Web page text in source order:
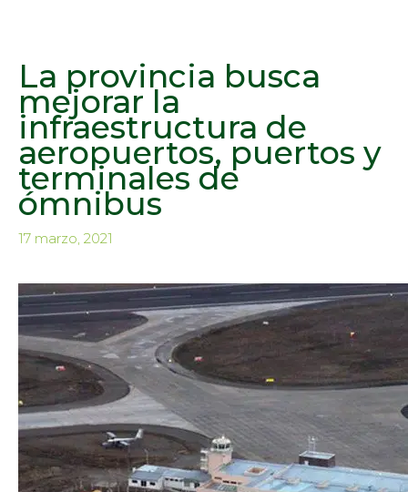
La provincia busca
mejorar la
infraestructura de
aeropuertos, puertos y
terminales de
ómnibus
17 marzo, 2021